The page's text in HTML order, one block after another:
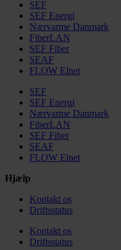
SEF
SEF Energi
Nærvarme Danmark
FiberLAN
SEF Fiber
SEAF
FLOW Elnet
SEF
SEF Energi
Nærvarme Danmark
FiberLAN
SEF Fiber
SEAF
FLOW Elnet
Hjælp
Kontakt os
Driftsstatus
Kontakt os
Driftsstatus